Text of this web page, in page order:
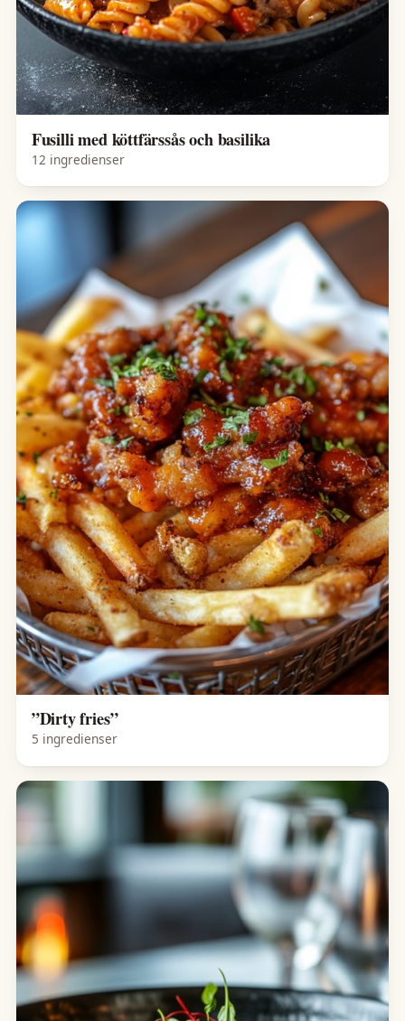
Fusilli med köttfärssås och basilika
12 ingredienser
”Dirty fries”
5 ingredienser